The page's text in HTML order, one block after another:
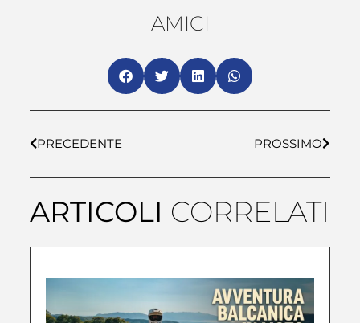
AMICI
PRECEDENTE PROSSIMO
ARTICOLI CORRELATI